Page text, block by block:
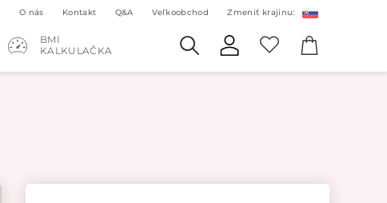
BMI
KALKULAČKA
O nás Kontakt Q&A Veľkoobchod Zmeniť krajinu: